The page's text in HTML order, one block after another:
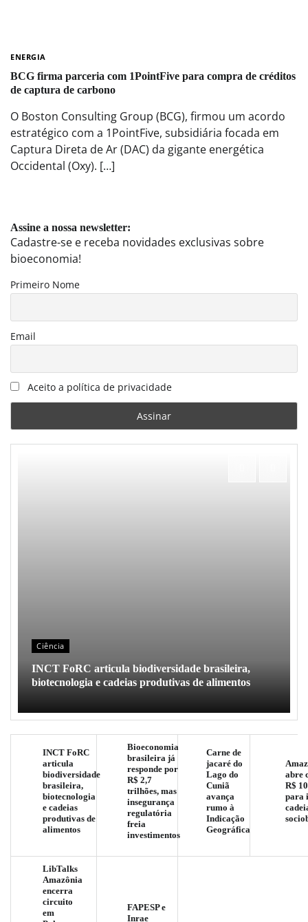
ENERGIA
BCG firma parceria com 1PointFive para compra de créditos
de captura de carbono
O Boston Consulting Group (BCG), firmou um acordo
estratégico com a 1PointFive, subsidiária focada em
Captura Direta de Ar (DAC) da gigante energética
Occidental (Oxy). […]
Assine a nossa newsletter:
Cadastre-se e receba novidades exclusivas sobre
bioeconomia!
Primeiro Nome
Email
Aceito a política de privacidade
Ciência
INCT FoRC articula biodiversidade brasileira,
biotecnologia e cadeias produtivas de alimentos
INCT FoRC
articula
biodiversidade
brasileira,
biotecnologia
e cadeias
produtivas de
alimentos
Bioeconomia
brasileira já
responde por
R$ 2,7
trilhões, mas
insegurança
regulatória
freia
investimentos
Carne de
jacaré do
Lago do
Cuniã
avança
rumo à
Indicação
Geográfica
abre
R$
para
LibTalks
Amazônia
encerra
circuito
em
FAPESP e
Inrae